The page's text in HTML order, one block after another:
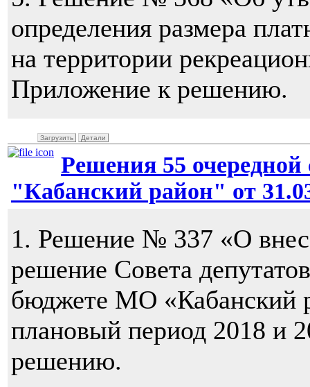
определения размера
на территории
Приложение к решению.
Загрузить Детали
Решения 55
"Кабанский район" от
1. Решение № 337 «О
решение Совета
бюджете МО «Кабанский
плановый период 2018 и
решению.